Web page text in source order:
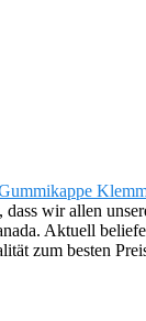
wir allen
Aktuell
zum besten